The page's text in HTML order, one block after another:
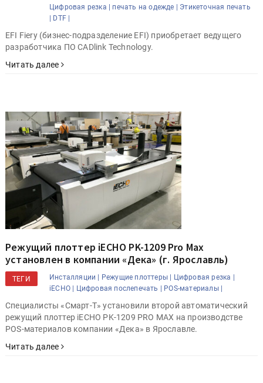
Цифровая резка |
печать на одежде |
Этикеточная печать
DTF |
EFI Fiery (бизнес-подразделение EFI) приобретает ведущего
разработчика ПО CADlink Technology.
Читать далее
Режущий плоттер iECHO PK-1209 Pro Max
установлен в компании «Дека» (г. Ярославль)
ТЕГИ Инсталляции | Режущие плоттеры | Цифровая резка |
iECHO | Цифровая послепечать | POS-материалы |
Специалисты «Смарт-Т» установили второй автоматический
режущий плоттер iECHO PK-1209 PRO MAX на производстве
POS-материалов компании «Дека» в Ярославле.
Читать далее